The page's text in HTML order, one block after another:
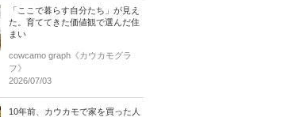
「ここで暮らす自分たち」が見え
た。育ててきた価値観で選んだ住
まい
cowcamo graph《カウカモグラ
フ》
2026/07/03
10年前、カウカモで家を買った人